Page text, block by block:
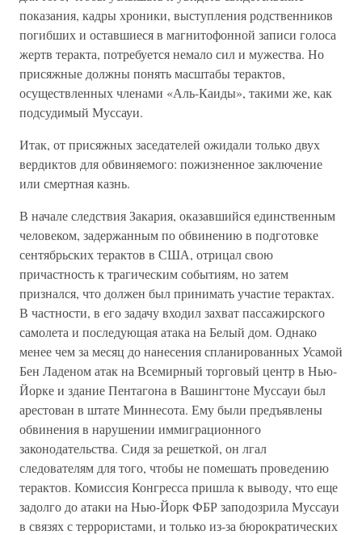
показания, кадры хроники, выступления родственников
погибших и оставшиеся в магнитофонной записи голоса
жертв теракта, потребуется немало сил и мужества. Но
присяжные должны понять масштабы терактов,
осуществленных членами «Аль-Каиды», такими же, как
подсудимый Муссауи.
Итак, от присяжных заседателей ожидали только двух
вердиктов для обвиняемого: пожизненное заключение
или смертная казнь.
В начале следствия Закария, оказавшийся единственным
человеком, задержанным по обвинению в подготовке
сентябрьских терактов в США, отрицал свою
причастность к трагическим событиям, но затем
признался, что должен был принимать участие терактах.
В частности, в его задачу входил захват пассажирского
самолета и последующая атака на Белый дом. Однако
менее чем за месяц до нанесения спланированных Усамой
Бен Ладеном атак на Всемирный торговый центр в Нью-
Йорке и здание Пентагона в Вашингтоне Муссауи был
арестован в штате Миннесота. Ему были предъявлены
обвинения в нарушении иммиграционного
законодательства. Сидя за решеткой, он лгал
следователям для того, чтобы не помешать проведению
терактов. Комиссия Конгресса пришла к выводу, что еще
задолго до атаки на Нью-Йорк ФБР заподозрила Муссауи
в связях с террористами, и только из-за бюрократических